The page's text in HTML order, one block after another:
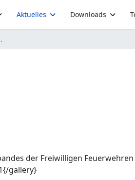
Aktuelles Downloads
der Freiwilligen
gallery}